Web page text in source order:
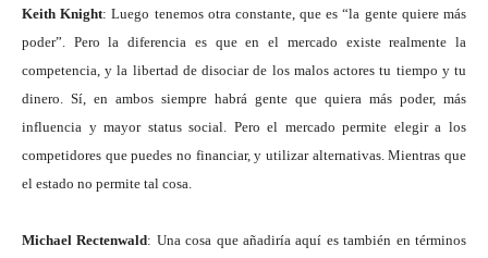
Keith Knight: Luego tenemos otra constante, que es “la gente quiere más
poder”. Pero la diferencia es que en el mercado existe realmente la
competencia, y la libertad de disociar de los malos actores tu tiempo y tu
dinero. Sí, en ambos siempre habrá gente que quiera más poder, más
influencia y mayor status social. Pero el mercado permite elegir a los
competidores que puedes no financiar, y utilizar alternativas. Mientras que
el estado no permite tal cosa.
Michael Rectenwald: Una cosa que añadiría aquí es también en términos